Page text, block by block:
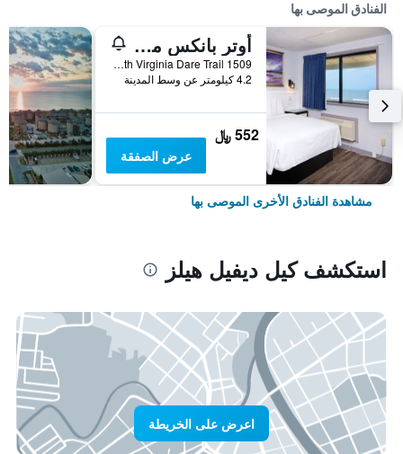
الفنادق الموصى بها
أوتر بانكس موتور لودج
1509 South Virginia Dare Trail, كيل ديفيل هيلز, NC, الولايات المتحدة الأميريكية
4.2 كيلومتر عن وسط المدينة
552 ﷼
عرض الصفقة
مشاهدة الفنادق الأخرى الموصى بها
استكشف كيل ديفيل هيلز
اعرض على الخريطة